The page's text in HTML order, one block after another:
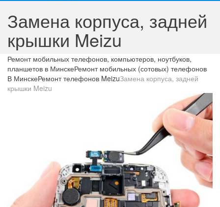
Замена корпуса, задней
крышки Meizu
Ремонт мобильных телефонов, компьютеров, ноутбуков,
планшетов в МинскеРемонт мобильных (сотовых) телефонов
В МинскеРемонт телефонов MeizuЗамена корпуса, задней
крышки Meizu